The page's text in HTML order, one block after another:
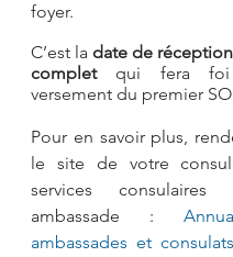
foyer.
C’est la date de
complet qui fera foi
versement du premier
Pour en savoir plus,
le site de votre
services
ambassade :
ambassades et